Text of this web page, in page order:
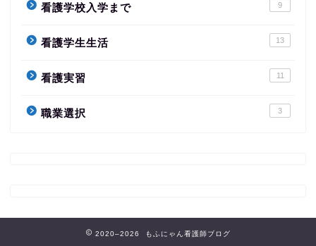
看護学校入学まで 9
看護学生生活 13
看護実習 11
職業選択 3
2020–2026 もふにゃん看護師ブログ